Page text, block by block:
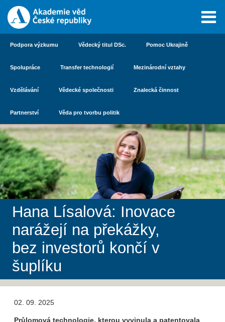
Podpora výzkumu Vědecký titul DSc. Pomoc Ukrajině
Spolupráce Transfer technologií Mezinárodní vztahy
Vzdělávání Vědecké společnosti Znalecká činnost
Partnerství Věda pro tvorbu politik
Hana Lísalová: Inovace
narážejí na překážky,
bez investorů končí v
šuplíku
02. 09. 2025
Průlomová technologie, kterou vyvinula a patentovala